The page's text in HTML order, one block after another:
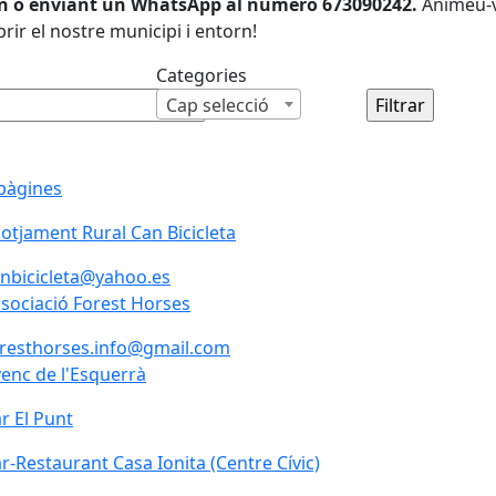
el nostre municipi i entorn!
Categories
Cap selecció
Rural Can Bicicleta
Rural Can Bicicleta
Forest Horses
Forest Horses
de l'Esquerrà
de l'Esquerrà
El Punt
El Punt
Restaurant Casa Ionita (Centre Cívic)
Restaurant Casa Ionita (Centre Cívic)